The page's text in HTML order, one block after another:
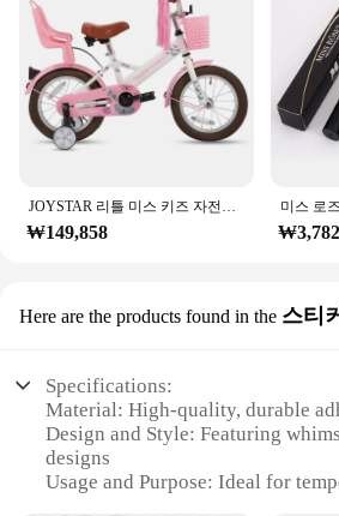
JOYSTAR 리틀 미스 키즈 자전거, 훈련 바퀴가 달린 공주 소녀 자전거, 인형 좌석 스트리머, 유아 소녀 자전거, 2-9 세
₩149,858 ₩3,782
Here are the products found in the 스티
Specifications:
Material: High-quality, durable
Design and Style: Featuring
designs
Usage and Purpose: Ideal for